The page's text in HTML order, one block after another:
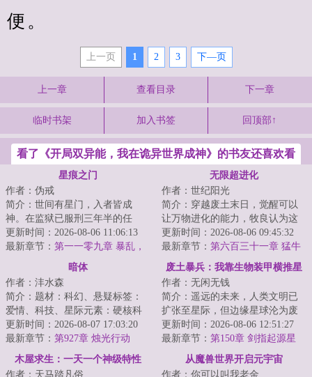
便。
上一页 1 2 3 下—页
上一章 查看目录 下一章
临时书架 加入书签 回顶部↑
看了《开局双异能，我在诡异世界成神》的书友还喜欢看
星痕之门
作者：伪戒
简介：世间有星门，入者皆成
神。在监狱已服刑三年半的任
也，突然被一位神秘人接见。对
方说：“如果你愿意...
更新时间：2026-08-06 11:06:13
最新章节： 第一一零九章 暴乱，
无限超进化
作者：世纪阳光
简介：穿越废土末日，觉醒可以
让万物进化的能力，牧良认为这
很刑，日子越来越有判头了。一
棵草，被他进化...
更新时间：2026-08-06 09:45:32
最新章节： 第六百三十一章 猛牛
冲撞
暗体
作者：沣水森
简介：题材：科幻、悬疑标签：
爱情、科技、星际元素：硬核科
幻、凄美爱情、悬疑跌宕、军事
战争、外星入侵...
更新时间：2026-08-07 17:03:20
最新章节： 第927章 烛光行动
（上）
废土暴兵：我靠生物装甲横推星
际
作者：无闲无钱
简介：遥远的未来，人类文明已
扩张至星际，但边缘星球沦为废
土。铁锈星是一颗被辐射与矿渣
覆盖的矿业星球...
更新时间：2026-08-06 12:51:27
最新章节： 第150章 剑指起源星
木屋求生：一天一个神级特性
作者：天马踏凡俗
从魔兽世界开启元宇宙
作者：你可以叫我老金